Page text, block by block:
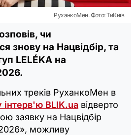
РуханкоМен. Фото: ТиКиїв
чи
знову на Нацвідбір, та
LELÉKA на
треків РуханкоМен в
BLIK.ua відверто
заявку на Нацвідбір
можливу